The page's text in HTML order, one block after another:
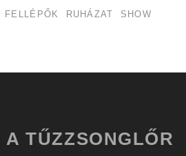
FELLÉPŐK RUHÁZAT SHOW
TŰZZSONGLŐR